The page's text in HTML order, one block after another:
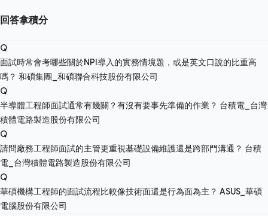
回答拿積分
Q
面試時常會考哪些關於NPI導入的實務情境題，或是英文口說的比重高
嗎？ 和碩集團_和碩聯合科技股份有限公司
Q
半導體工程師面試通常有幾關？有沒有要事先準備的作業？ 台積電_台灣
積體電路製造股份有限公司
Q
請問廠務工程師面試的主管更重視基礎設備維護還是跨部門溝通？ 台積
電_台灣積體電路製造股份有限公司
Q
華碩機構工程師的面試流程比較像技術面還是行為面為主？ ASUS_華碩
電腦股份有限公司